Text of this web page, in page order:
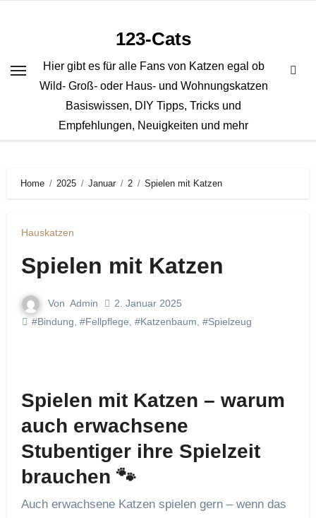
123-Cats
Hier gibt es für alle Fans von Katzen egal ob
Wild- Groß- oder Haus- und Wohnungskatzen
Basiswissen, DIY Tipps, Tricks und
Empfehlungen, Neuigkeiten und mehr
Home 2025 Januar 2 Spielen mit Katzen
Hauskatzen
Spielen mit Katzen
Von Admin
2. Januar 2025
#Bindung #Fellpflege #Katzenbaum #Spielzeug
Spielen mit Katzen – warum
auch erwachsene
Stubentiger ihre Spielzeit
brauchen 🐾
Auch erwachsene Katzen spielen gern – wenn das